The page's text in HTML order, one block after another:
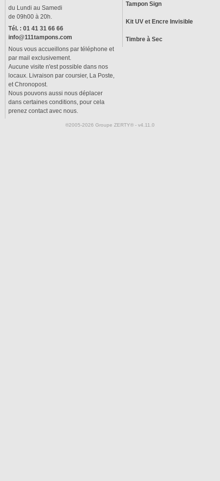
du Lundi au Samedi
de 09h00 à 20h.
Tél. : 01 41 31 66 66
info@111tampons.com
Nous vous accueillons par téléphone et
par mail exclusivement.
Aucune visite n'est possible dans nos
locaux. Livraison par coursier, La Poste,
et Chronopost.
Nous pouvons aussi nous déplacer
dans certaines conditions, pour cela
prenez contact avec nous.
Tampon Sign
Kit UV et Encre Invisible
Timbre à Sec
®2005-2026 Groupe ZERTY® - v4.11.0